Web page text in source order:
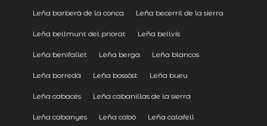
Leña barberà de la conca Leña becerril de la sierra
Leña bellmunt del priorat Leña bellvís
Leña benifallet Leña berga Leña blancos
Leña borredà Leña bossòst Leña bueu
Leña cabacés Leña cabanillas de la sierra
Leña cabanyes Leña cabó Leña calafell